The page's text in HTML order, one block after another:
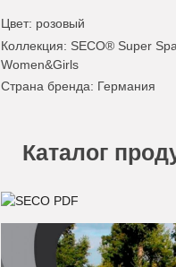
Цвет: розовый
Коллекция: SECO® Super
Women&Girls
Страна бренда: Германия
Каталог